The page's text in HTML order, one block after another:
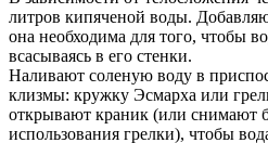
литров кипяченой воды.
она необходима для того, чтобы
всасываясь в его стенки.
Наливают соленую воду в
клизмы: кружку Эсмарха или
открывают краник (или снимают
использования грелки), чтобы